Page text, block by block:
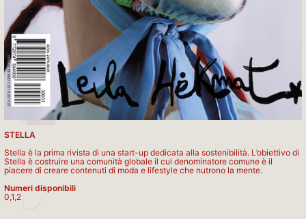
C
D
STELLA
Stella è la prima rivista di una start-up dedicata alla sostenibilità. L’obiettivo di
Stella è costruire una comunità globale il cui denominatore comune è il
piacere di creare contenuti di moda e lifestyle che nutrono la mente.
Numeri disponibili
0,1,2